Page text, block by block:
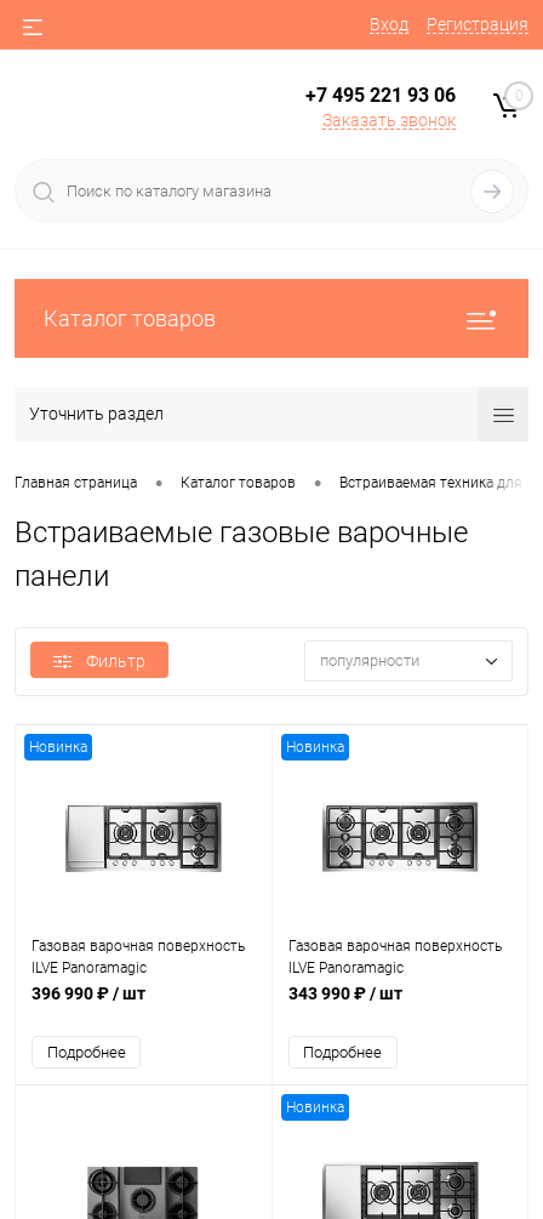
Вход Регистрация
+7 495 221 93 06
Заказать звонок
0
Каталог товаров
Уточнить раздел
Главная страница • Каталог товаров • Встраиваемая техника для
Встраиваемые газовые варочные
панели
Фильтр популярности
Новинка
Газовая варочная поверхность
ILVE Panoramagic
HCPMT125FDD/SS
396 990 ₽/ шт
Подробнее
Новинка
Газовая варочная поверхность
ILVE Panoramagic
HCPMT125DD/SS
343 990 ₽/ шт
Подробнее
Новинка